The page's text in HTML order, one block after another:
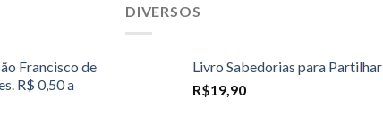
Francisco de
R$ 0,50 a
DIVERSOS
Livro Sabedorias para Partilhar
R$19,90